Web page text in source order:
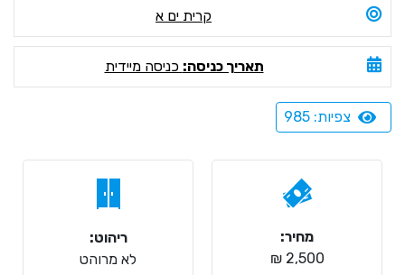
קרית ים א
תאריך כניסה: כניסה מיידית
צפיות: 985
מחיר:
2,500 ₪
ריהוט:
לא מרוהט